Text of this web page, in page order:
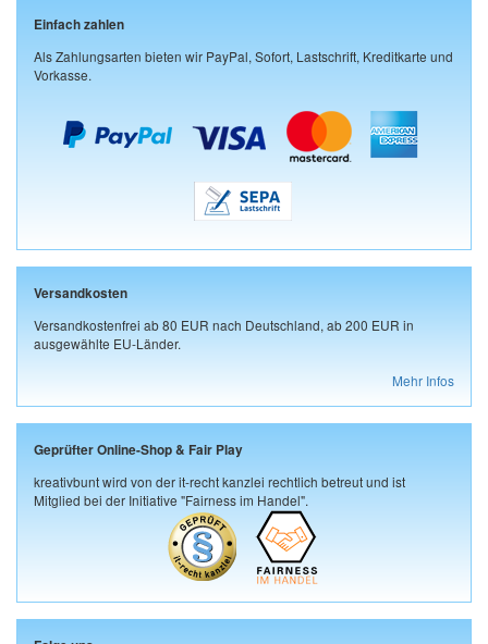
Einfach zahlen
Als Zahlungsarten bieten wir PayPal, Sofort, Lastschrift, Kreditkarte und
Vorkasse.
Versandkosten
Versandkostenfrei ab 80 EUR nach Deutschland, ab 200 EUR in
ausgewählte EU-Länder.
Mehr Infos
Geprüfter Online-Shop & Fair Play
kreativbunt wird von der it-recht kanzlei rechtlich betreut und ist
Mitglied bei der Initiative "Fairness im Handel".